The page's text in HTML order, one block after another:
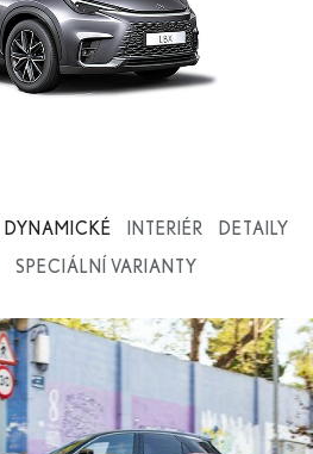
DYNAMICKÉ INTERIÉR DETAILY
SPECIÁLNÍ VARIANTY